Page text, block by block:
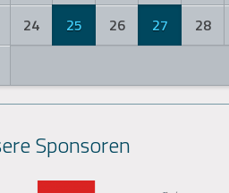
24 25 26 27 28
Sponsoren